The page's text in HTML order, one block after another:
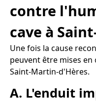
contre
cave à
Une fois la cause
peuvent être mises
Saint-Martin-d'Hères.
A. L'enduit